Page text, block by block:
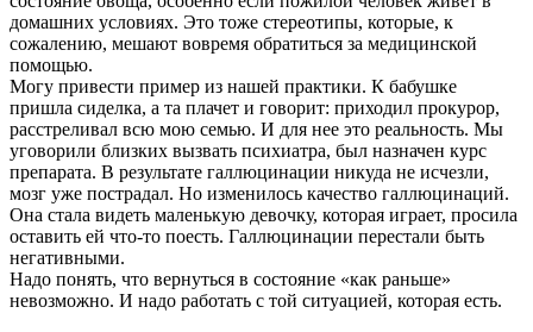
домашних условиях. Это тоже стереотипы, которые, к
сожалению, мешают вовремя обратиться за медицинской
помощью.
Могу привести пример из нашей практики. К бабушке
пришла сиделка, а та плачет и говорит: приходил прокурор,
расстреливал всю мою семью. И для нее это реальность. Мы
уговорили близких вызвать психиатра, был назначен курс
препарата. В результате галлюцинации никуда не исчезли,
мозг уже пострадал. Но изменилось качество галлюцинаций.
Она стала видеть маленькую девочку, которая играет, просила
оставить ей что-то поесть. Галлюцинации перестали быть
негативными.
Надо понять, что вернуться в состояние «как раньше»
невозможно. И надо работать с той ситуацией, которая есть.